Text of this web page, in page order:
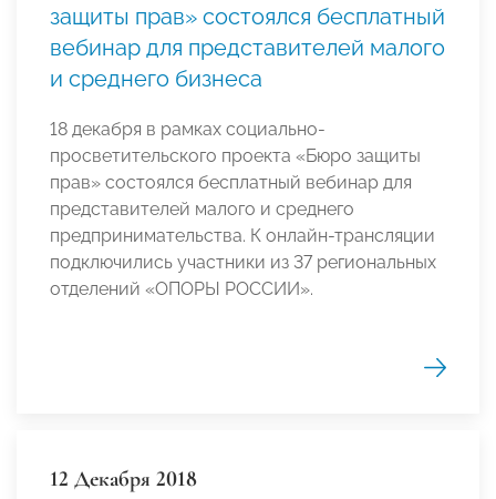
защиты прав» состоялся бесплатный
вебинар для представителей малого
и среднего бизнеса
18 декабря в рамках социально-
просветительского проекта «Бюро защиты
прав» состоялся бесплатный вебинар для
представителей малого и среднего
предпринимательства. К онлайн-трансляции
подключились участники из 37 региональных
отделений «ОПОРЫ РОССИИ».
12 Декабря 2018